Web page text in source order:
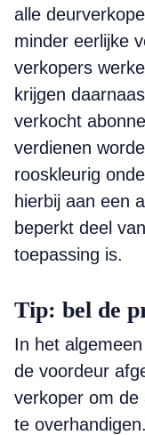
alle
minder eerlijke
verkopers
krijgen
verkocht
verdienen
rooskleurig
hierbij aan een
beperkt deel
toepassing is.
Tip: bel de
In het
de voordeur
verkoper om de
te